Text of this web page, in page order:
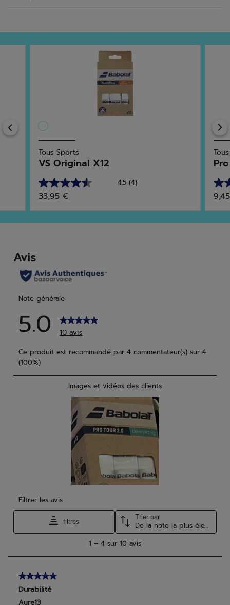
Previous
Tous Sports
VS Original X12
4.5 (4)
4.5
sur
5
étoiles.
33,95 €
4.8
sur
5